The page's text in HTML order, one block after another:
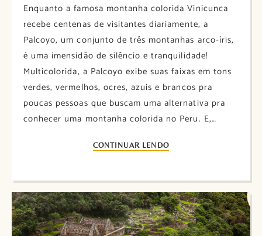
Enquanto a famosa montanha colorida Vinicunca
recebe centenas de visitantes diariamente, a
Palcoyo, um conjunto de três montanhas arco-íris,
é uma imensidão de silêncio e tranquilidade!
Multicolorida, a Palcoyo exibe suas faixas em tons
verdes, vermelhos, ocres, azuis e brancos pra
poucas pessoas que buscam uma alternativa pra
conhecer uma montanha colorida no Peru. E,…
CONTINUAR LENDO